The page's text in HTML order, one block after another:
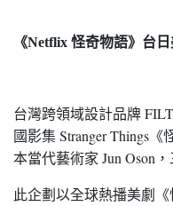
《Netflix 怪奇物語》台
台灣跨領域設計品牌
國影集 Stranger Things
本當代藝術家 Jun Oson
此企劃以全球熱播美劇